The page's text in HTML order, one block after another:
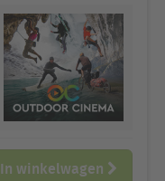
In winkelwagen